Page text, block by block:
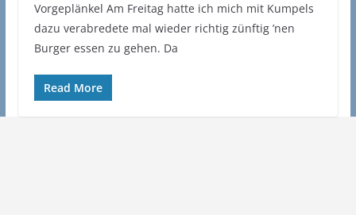
Vorgeplänkel Am Freitag hatte ich mich mit Kumpels
dazu verabredete mal wieder richtig zünftig ’nen
Burger essen zu gehen. Da
Read More